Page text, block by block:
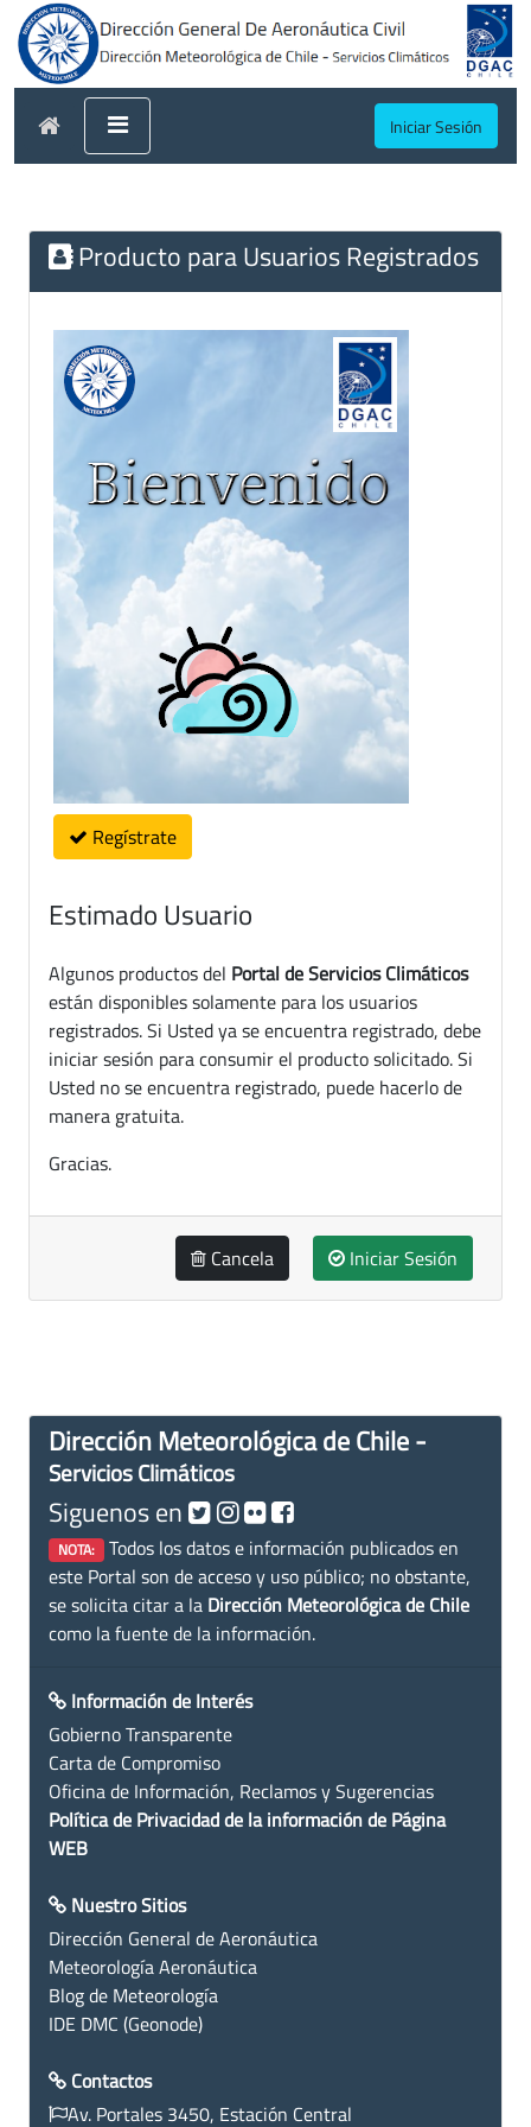
Iniciar Sesión
Producto para Usuarios Registrados
Regístrate
Estimado Usuario
Algunos productos del Portal de Servicios Climáticos
están disponibles solamente para los usuarios
registrados. Si Usted ya se encuentra registrado, debe
iniciar sesión para consumir el producto solicitado. Si
Usted no se encuentra registrado, puede hacerlo de
manera gratuita.
Gracias.
Cancela Iniciar Sesión
Dirección Meteorológica de Chile -
Servicios Climáticos
Siguenos en
NOTA: Todos los datos e información publicados en
este Portal son de acceso y uso público; no obstante,
se solicita citar a la Dirección Meteorológica de Chile
como la fuente de la información.
Información de Interés
Gobierno Transparente
Carta de Compromiso
Oficina de Información, Reclamos y Sugerencias
Política de Privacidad de la información de Página
WEB
Nuestro Sitios
Dirección General de Aeronáutica
Meteorología Aeronáutica
Blog de Meteorología
IDE DMC (Geonode)
Contactos
Av. Portales 3450, Estación Central